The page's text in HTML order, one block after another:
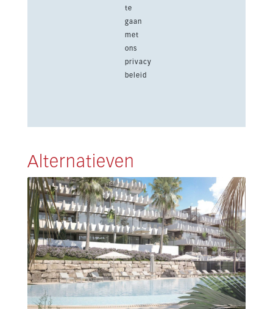
te
gaan
met
ons
privacy
beleid
Alternatieven